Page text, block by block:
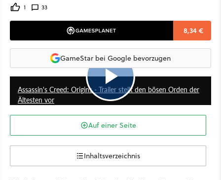
1 33
8,34 €
GameStar bei Google bevorzugen
1:40
Assassin's Creed: Origins - Trailer stellt den bösen Orden der
Ältesten vor
Auf einer Seite
Inhaltsverzeichnis